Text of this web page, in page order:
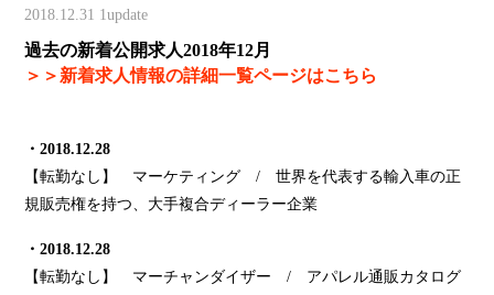
2018.12.31 1update
過去の新着公開求人2018年12月
＞＞新着求人情報の詳細一覧ページはこちら
・2018.12.28
【転勤なし】 マーケティング / 世界を代表する輸入車の正
規販売権を持つ、大手複合ディーラー企業
・2018.12.28
【転勤なし】 マーチャンダイザー / アパレル通販カタログ